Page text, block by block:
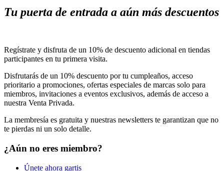
Tu puerta de entrada a aún más descuentos
Regístrate y disfruta de un 10% de descuento adicional en tiendas
participantes en tu primera visita.
Disfrutarás de un 10% descuento por tu cumpleaños, acceso
prioritario a promociones, ofertas especiales de marcas solo para
miembros, invitaciones a eventos exclusivos, además de acceso a
nuestra Venta Privada.
La membresía es gratuita y nuestras newsletters te garantizan que no
te pierdas ni un solo detalle.
¿Aún no eres miembro?
Únete ahora gartis